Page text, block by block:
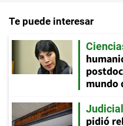
Te puede interesar
mundo
Judicial
pidió